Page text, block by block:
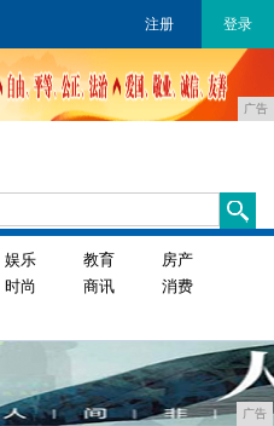
注册 登录
广告
娱乐 教育
房产
时尚 商讯
消费
广告